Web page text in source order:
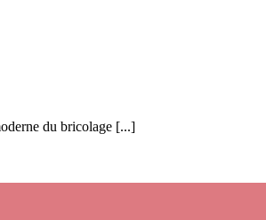
du bricolage [...]